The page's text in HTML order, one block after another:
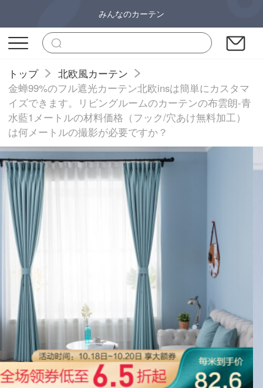
みんなのカーテン
トップ
北欧風カーテン
金蝉99%のフル遮光カーテン北欧insは簡単にカスタマ
イズできます。リビングルームのカーテンの布雲朗-青
水藍1メートルの材料価格（フック/穴あけ無料加工）
は何メートルの撮影が必要ですか？